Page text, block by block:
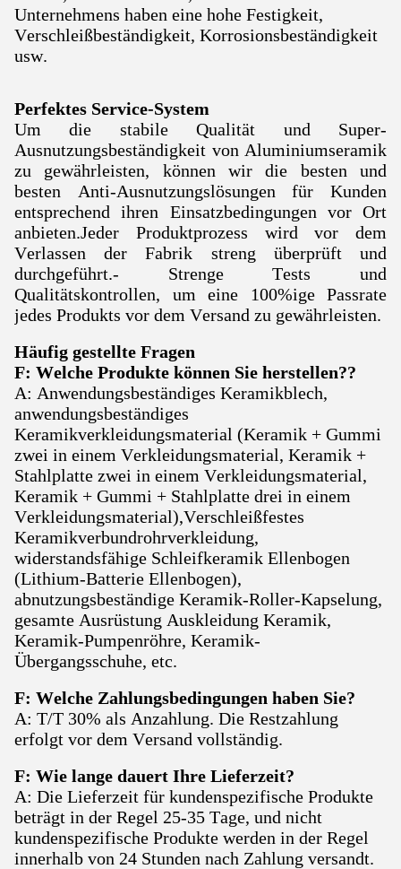
Unternehmens haben eine hohe Festigkeit,
Verschleißbeständigkeit, Korrosionsbeständigkeit
usw.
Perfektes Service-System
Um die stabile Qualität und Super-
Ausnutzungsbeständigkeit von Aluminiumseramik
zu gewährleisten, können wir die besten und
besten Anti-Ausnutzungslösungen für Kunden
entsprechend ihren Einsatzbedingungen vor Ort
anbieten.Jeder Produktprozess wird vor dem
Verlassen der Fabrik streng überprüft und
durchgeführt.- Strenge Tests und
Qualitätskontrollen, um eine 100%ige Passrate
jedes Produkts vor dem Versand zu gewährleisten.
Häufig gestellte Fragen
F: Welche Produkte können Sie herstellen??
A: Anwendungsbeständiges Keramikblech,
anwendungsbeständiges
Keramikverkleidungsmaterial (Keramik + Gummi
zwei in einem Verkleidungsmaterial, Keramik +
Stahlplatte zwei in einem Verkleidungsmaterial,
Keramik + Gummi + Stahlplatte drei in einem
Verkleidungsmaterial),Verschleißfestes
Keramikverbundrohrverkleidung,
widerstandsfähige Schleifkeramik Ellenbogen
(Lithium-Batterie Ellenbogen),
abnutzungsbeständige Keramik-Roller-Kapselung,
gesamte Ausrüstung Auskleidung Keramik,
Keramik-Pumpenröhre, Keramik-
Übergangsschuhe, etc.
F: Welche Zahlungsbedingungen haben Sie?
A: T/T 30% als Anzahlung. Die Restzahlung
erfolgt vor dem Versand vollständig.
F: Wie lange dauert Ihre Lieferzeit?
A: Die Lieferzeit für kundenspezifische Produkte
beträgt in der Regel 25-35 Tage, und nicht
kundenspezifische Produkte werden in der Regel
innerhalb von 24 Stunden nach Zahlung versandt.